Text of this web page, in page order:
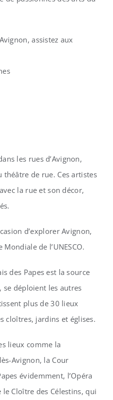
assistez aux
les rues d’Avignon,
de rue. Ces artistes
la rue et son décor,
d’explorer Avignon,
de l’UNESCO.
des Papes est la source
déploient les autres
plus de 30 lieux
cloîtres, jardins et églises.
lieux comme la
Avignon, la Cour
évidemment, l’Opéra
Cloître des Célestins, qui